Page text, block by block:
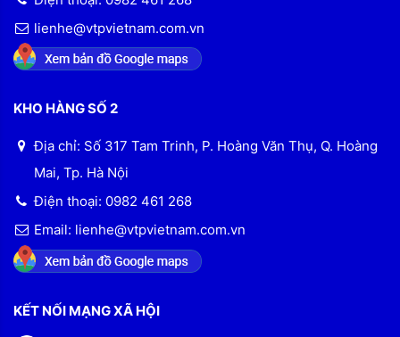
lienhe@vtpvietnam.com.vn
KHO HÀNG SỐ 2
Địa chỉ: Số 317 Tam Trinh, P. Hoàng Văn Thụ, Q. Hoàng
Mai, Tp. Hà Nội
Điện thoại: 0982 461 268
Email: lienhe@vtpvietnam.com.vn
KẾT NỐI MẠNG XÃ HỘI